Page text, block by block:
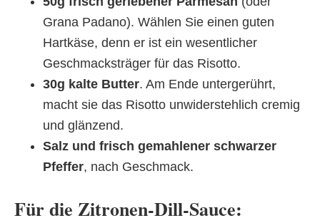
Grana Padano). Wählen Sie einen guten
Hartkäse, denn er ist ein wesentlicher
Geschmacksträger für das Risotto.
30g kalte Butter. Am Ende untergerührt,
macht sie das Risotto unwiderstehlich cremig
und glänzend.
Salz und frisch gemahlener schwarzer
Pfeffer, nach Geschmack.
Für die Zitronen-Dill-Sauce: